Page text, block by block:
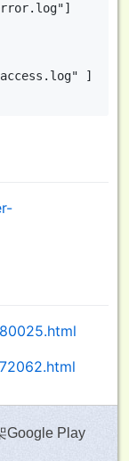
]
Google Play